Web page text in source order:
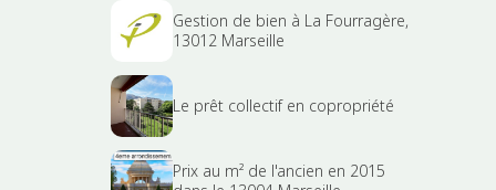
Gestion de bien à La Fourragère,
13012 Marseille
Le prêt collectif en copropriété
Prix au m² de l'ancien en 2015